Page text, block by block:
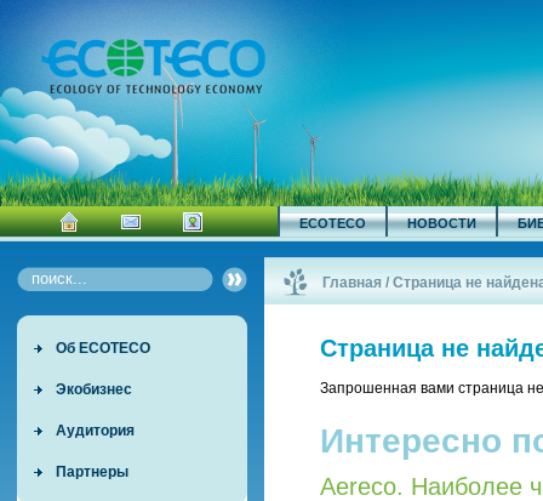
ECOTECO НОВОСТИ
Об ECOTECO
Экобизнес
Аудитория
Партнеры
Главная /Страница не
Страница не
Запрошенная вами страница
Интересно
Aereco. Наиболее